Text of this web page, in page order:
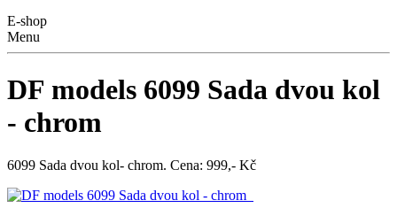
E-shop
Menu
DF models 6099 Sada dvou kol
- chrom
6099 Sada dvou kol- chrom. Cena: 999,- Kč